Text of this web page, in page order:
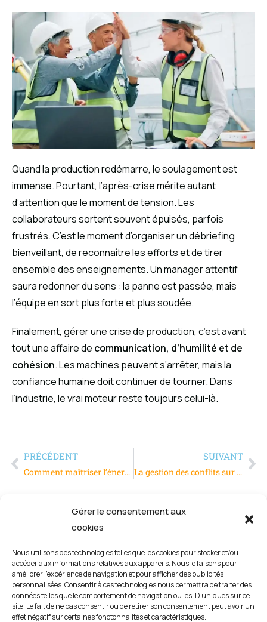
Gérer le consentement aux
cookies
Nous utilisons des technologies telles que les cookies pour stocker et/ou
accéder aux informations relatives aux appareils. Nous le faisons pour
améliorer l’expérience de navigation et pour afficher des publicités
personnalisées. Consentir à ces technologies nous permettra de traiter des
données telles que le comportement de navigation ou les ID uniques sur ce
site. Le fait de ne pas consentir ou de retirer son consentement peut avoir un
effet négatif sur certaines fonctonnalités et caractéristiques.
Quand la production redémarre, le soulagement est
immense. Pourtant, l’après-crise mérite autant
d’attention que le moment de tension. Les
collaborateurs sortent souvent épuisés, parfois
frustrés. C’est le moment d’organiser un débriefing
bienveillant, de reconnaître les efforts et de tirer
ensemble des enseignements. Un manager attentif
saura redonner du sens : la panne est passée, mais
l’équipe en sort plus forte et plus soudée.
Finalement, gérer une crise de production, c’est avant
tout une affaire de communication, d’humilité et de
cohésion. Les machines peuvent s’arrêter, mais la
confiance humaine doit continuer de tourner. Dans
l’industrie, le vrai moteur reste toujours celui-là.
PRÉCÉDENT
Comment maîtriser l’énergie en entreprise et sécuriser son avenir
SUIVANT
La gestion des conflits sur une ligne de production